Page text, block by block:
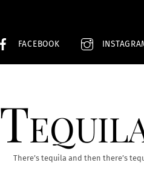
FACEBOOK
There’s tequila and then there’s